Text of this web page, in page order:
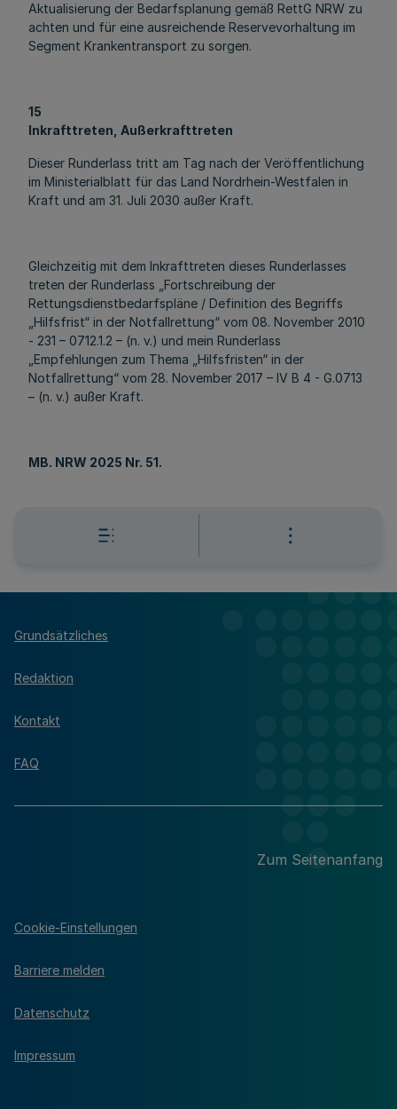
Aktualisierung der Bedarfsplanung gemäß RettG NRW zu
achten und für eine ausreichende Reservevorhaltung im
Segment Krankentransport zu sorgen.
15
Inkrafttreten, Außerkrafttreten
Dieser Runderlass tritt am Tag nach der Veröffentlichung
im Ministerialblatt für das Land Nordrhein-Westfalen in
Kraft und am 31. Juli 2030 außer Kraft.
Gleichzeitig mit dem Inkrafttreten dieses Runderlasses
treten der Runderlass „Fortschreibung der
Rettungsdienstbedarfspläne / Definition des Begriffs
„Hilfsfrist“ in der Notfallrettung“ vom 08. November 2010
- 231 – 0712.1.2 – (n. v.) und mein Runderlass
„Empfehlungen zum Thema „Hilfsfristen“ in der
Notfallrettung“ vom 28. November 2017 – IV B 4 - G.0713
– (n. v.) außer Kraft.
MB. NRW 2025 Nr. 51.
Grundsätzliches
Redaktion
Kontakt
FAQ
Zum Seitenanfang
Cookie-Einstellungen
Barriere melden
Datenschutz
Impressum